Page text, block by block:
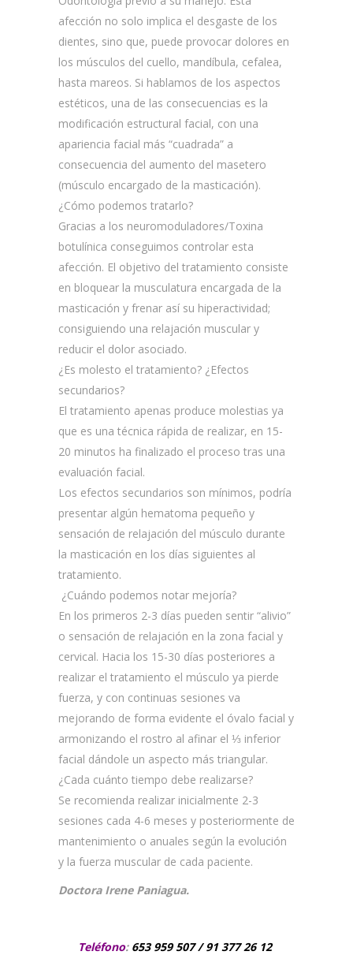
afección no solo implica el desgaste de los
dientes, sino que, puede provocar dolores en
los músculos del cuello, mandíbula, cefalea,
hasta mareos. Si hablamos de los aspectos
estéticos, una de las consecuencias es la
modificación estructural facial, con una
apariencia facial más “cuadrada” a
consecuencia del aumento del masetero
(músculo encargado de la masticación).
¿Cómo podemos tratarlo?
Gracias a los neuromoduladores/Toxina
botulínica conseguimos controlar esta
afección. El objetivo del tratamiento consiste
en bloquear la musculatura encargada de la
masticación y frenar así su hiperactividad;
consiguiendo una relajación muscular y
reducir el dolor asociado.
¿Es molesto el tratamiento? ¿Efectos
secundarios?
El tratamiento apenas produce molestias ya
que es una técnica rápida de realizar, en 15-
20 minutos ha finalizado el proceso tras una
evaluación facial.
Los efectos secundarios son mínimos, podría
presentar algún hematoma pequeño y
sensación de relajación del músculo durante
la masticación en los días siguientes al
tratamiento.
¿Cuándo podemos notar mejoría?
En los primeros 2-3 días pueden sentir “alivio”
o sensación de relajación en la zona facial y
cervical. Hacia los 15-30 días posteriores a
realizar el tratamiento el músculo ya pierde
fuerza, y con continuas sesiones va
mejorando de forma evidente el óvalo facial y
armonizando el rostro al afinar el ⅓ inferior
facial dándole un aspecto más triangular.
¿Cada cuánto tiempo debe realizarse?
Se recomienda realizar inicialmente 2-3
sesiones cada 4-6 meses y posteriormente de
mantenimiento o anuales según la evolución
y la fuerza muscular de cada paciente.
Doctora Irene Paniagua.
Teléfono: 653 959 507 / 91 377 26 12